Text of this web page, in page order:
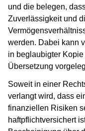
und die belegen,
Zuverlässigkeit und
werden. Dabei kann
in beglaubigter
Übersetzung
Soweit in einer
verlangt wird, dass
finanziellen Risiken
haftpflichtversichert